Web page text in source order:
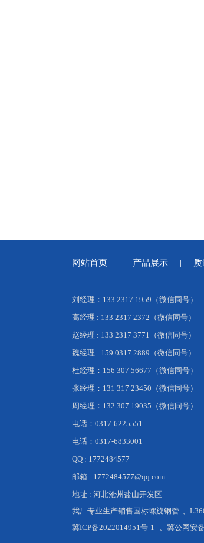
网站首页 | 产品展示 |
刘经理：133 2317 1959（微信同号）
高经理 : 133 2317 2372（微信同号）
赵经理 : 133 2317 3771（微信同号）
魏经理 : 159 0317 2889（微信同号）
杜经理：156 307 56677（微信同号）
张经理：131 317 23450（微信同号）
周经理：132 307 19035（微信同号）
电话：0317-6225551
电话：0317-6833001
QQ : 1772484577
邮箱 : 1772484577@qq.com
地址 : 河北沧州盐山开发区
我厂专业生产销售 国标螺旋钢管 、
冀ICP备2022014951号-1
、 冀公网安